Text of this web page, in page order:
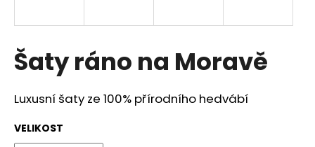
Šaty ráno na Moravě
Luxusní šaty ze 100% přírodního hedvábí
VELIKOST
í
t
?